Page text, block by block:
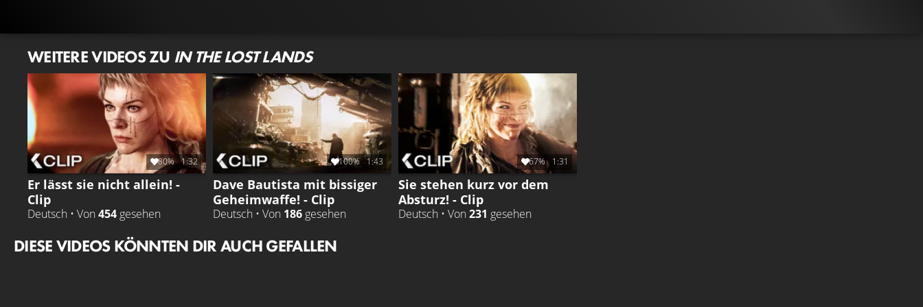
WEITERE VIDEOS ZU IN THE LOST LANDS
80% 1:32
Er lässt sie nicht allein! -
Clip
Deutsch • Von 454 gesehen
100% 1:43
Dave Bautista mit bissiger
Geheimwaffe! - Clip
Deutsch • Von 186 gesehen
67% 1:31
Sie stehen kurz vor dem
Absturz! - Clip
Deutsch • Von 231 gesehen
DIESE VIDEOS KÖNNTEN DIR AUCH GEFALLEN